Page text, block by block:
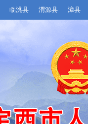
临洮县 渭源县 漳县